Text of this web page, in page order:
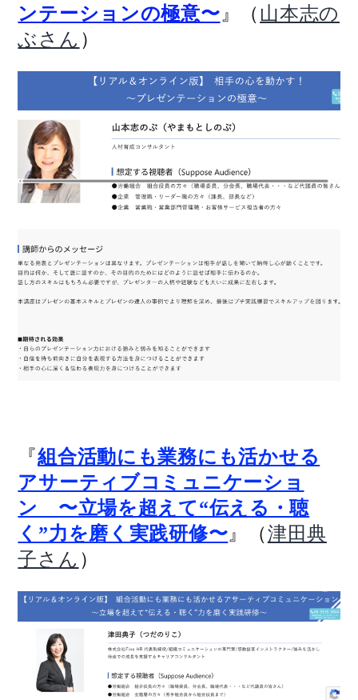
ンテーションの極意〜 』（ 山本志の
ぶさん ）
『組合活動にも業務にも活かせる
アサーティブコミュニケーショ
ン 〜立場を超えて“伝える・聴
く”力を磨く実践研修〜 』（津田典
子さん ）